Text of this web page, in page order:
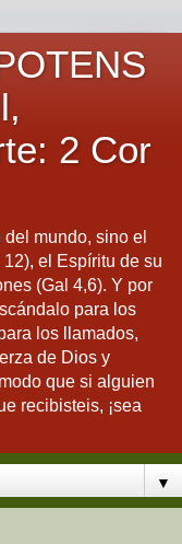
2 Cor
mundo, sino el
el Espíritu de su
(Gal 4,6). Y por
para los
los llamados,
de Dios y
que si alguien
recibisteis, ¡sea
▼